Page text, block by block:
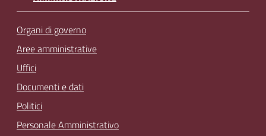
Organi di governo
Aree amministrative
Uffici
Documenti e dati
Politici
Personale Amministrativo